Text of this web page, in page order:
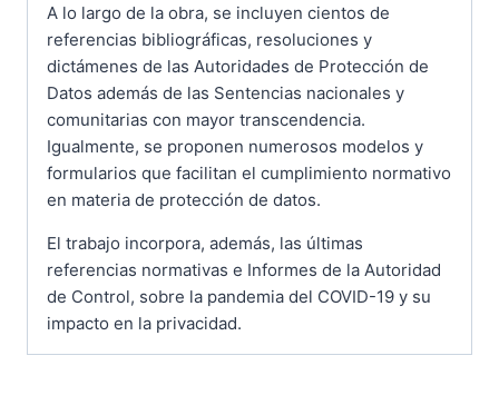
A lo largo de la obra, se incluyen cientos de
referencias bibliográficas, resoluciones y
dictámenes de las Autoridades de Protección de
Datos además de las Sentencias nacionales y
comunitarias con mayor transcendencia.
Igualmente, se proponen numerosos modelos y
formularios que facilitan el cumplimiento normativo
en materia de protección de datos.
El trabajo incorpora, además, las últimas
referencias normativas e Informes de la Autoridad
de Control, sobre la pandemia del COVID-19 y su
impacto en la privacidad.